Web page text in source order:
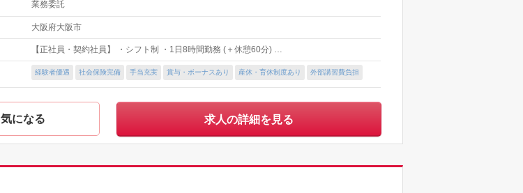
業務委託
大阪府大阪市
【正社員・契約社員】 ・シフト制 ・1日8時間勤務 (＋休憩60分) …
経験者優遇 社会保険完備 手当充実 賞与・ボーナスあり 産休・育休制度あり 外部講習費負担
気になる 求人の詳細を見る